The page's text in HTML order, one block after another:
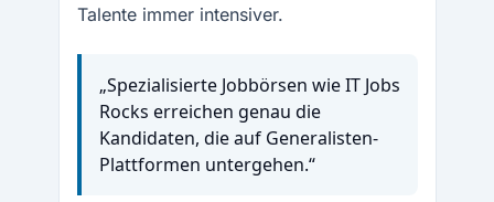
Talente immer intensiver.
„Spezialisierte Jobbörsen wie IT Jobs
Rocks erreichen genau die
Kandidaten, die auf Generalisten-
Plattformen untergehen.“